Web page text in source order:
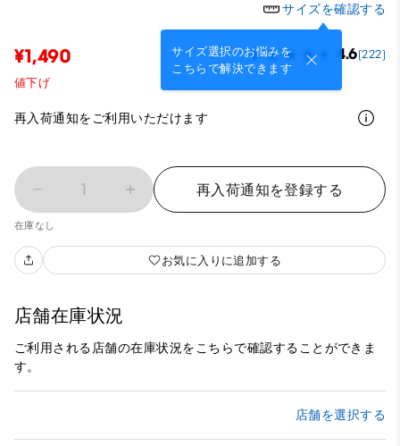
サイズを確認する
サイズ選択のお悩みを
こちらで解決できます
¥1,490 4.6(222)
値下げ
再入荷通知をご利用いただけます
1 再入荷通知を登録する
在庫なし
お気に入りに追加する
店舗在庫状況
ご利用される店舗の在庫状況をこちらで確認することができま
す。
店舗を選択する